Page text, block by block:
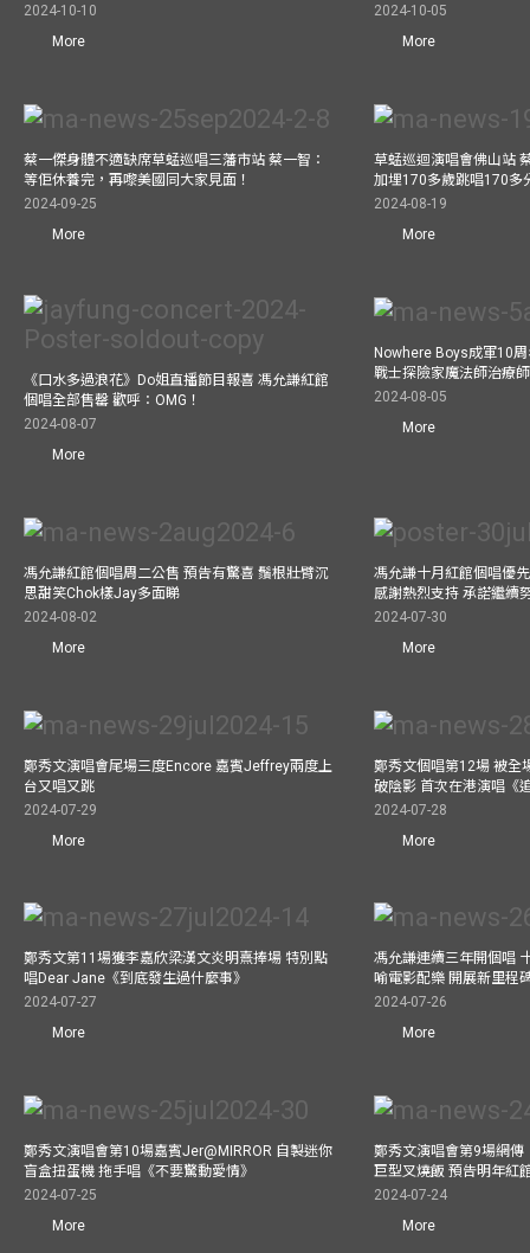
2024-10-10
More
2024-10-05
More
蔡一傑身體不適缺席草蜢巡唱三藩市站 蔡一智：
等佢休養完，再嚟美國同大家見面！
2024-09-25
More
草蜢巡迴演唱會佛山站
加埋170多歲跳唱170多
2024-08-19
More
《口水多過浪花》Do姐直播節目報喜 馮允謙紅館
個唱全部售罄 歡呼：OMG！
2024-08-07
More
Nowhere Boys成軍10
戰士探險家魔法師治療
2024-08-05
More
馮允謙紅館個唱周二公售 預告有驚喜 鬚根壯臂沉
思甜笑Chok樣Jay多面睇
2024-08-02
More
馮允謙十月紅館個唱優
感謝熱烈支持 承諾繼續
2024-07-30
More
鄭秀文演唱會尾場三度Encore 嘉賓Jeffrey兩度上
台又唱又跳
2024-07-29
More
鄭秀文個唱第12場 被全
破陰影 首次在港演唱《
2024-07-28
More
鄭秀文第11場獲李嘉欣梁漢文炎明熹捧場 特別點
唱Dear Jane《到底發生過什麼事》
2024-07-27
More
馮允謙連續三年開個唱
喻電影配樂 開展新里程
2024-07-26
More
鄭秀文演唱會第10場嘉賓Jer@MIRROR 自製迷你
盲盒扭蛋機 拖手唱《不要驚動愛情》
2024-07-25
More
鄭秀文演唱會第9場網傳
巨型叉燒飯 預告明年紅
2024-07-24
More